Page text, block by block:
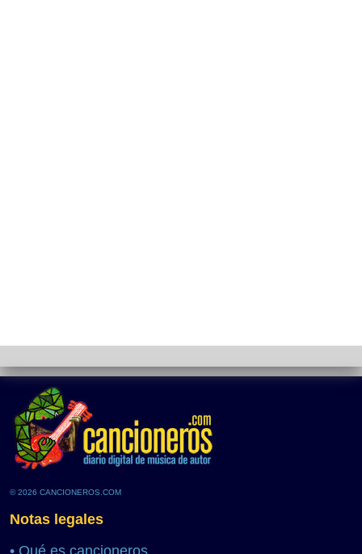
© 2026 CANCIONEROS.COM
Notas legales
• Qué es cancioneros